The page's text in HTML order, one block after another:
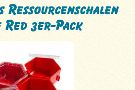
Ressourcenschalen
3er-Pack